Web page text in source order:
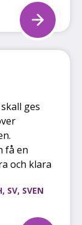
ges
få en
och klara
, SV, SVEN